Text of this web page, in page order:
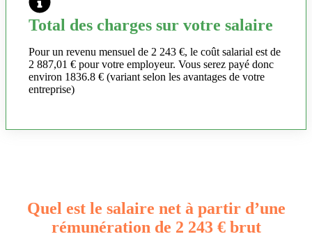
Total des charges sur votre salaire
Pour un revenu mensuel de 2 243 €, le coût salarial est de
2 887,01 € pour votre employeur. Vous serez payé donc
environ 1836.8 € (variant selon les avantages de votre
entreprise)
Quel est le salaire net à partir d’une
rémunération de 2 243 € brut